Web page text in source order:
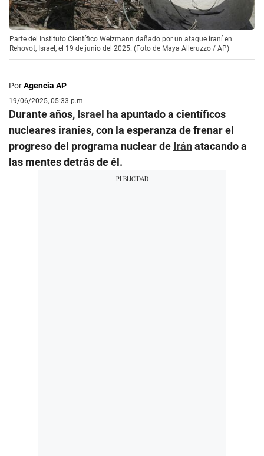
Parte del Instituto Científico Weizmann dañado por un ataque iraní en
Rehovot, Israel, el 19 de junio del 2025. (Foto de Maya Alleruzzo / AP)
PorAgencia AP
19/06/2025, 05:33 p.m.
Durante años, Israel ha apuntado a científicos
nucleares iraníes, con la esperanza de frenar el
progreso del programa nuclear de Iránatacando a
las mentes detrás de él.